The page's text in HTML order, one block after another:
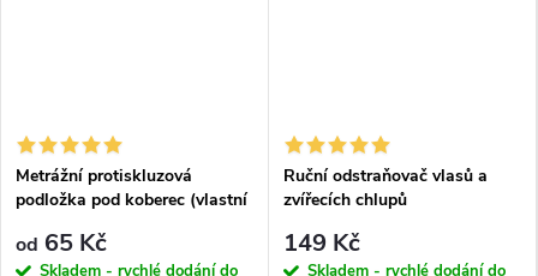
Metrážní protiskluzová
podložka pod koberec (vlastní
od 65 Kč
Skladem - rychlé dodání do
Ruční odstraňovač vlasů a
zvířecích chlupů
149 Kč
Skladem - rychlé dodání do